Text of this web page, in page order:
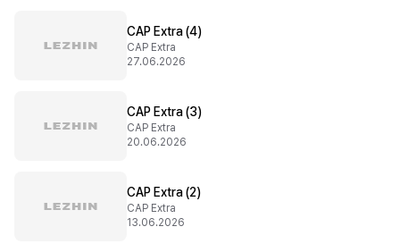
CAP Extra (4)
CAP Extra
27.06.2026
CAP Extra (3)
CAP Extra
20.06.2026
CAP Extra (2)
CAP Extra
13.06.2026